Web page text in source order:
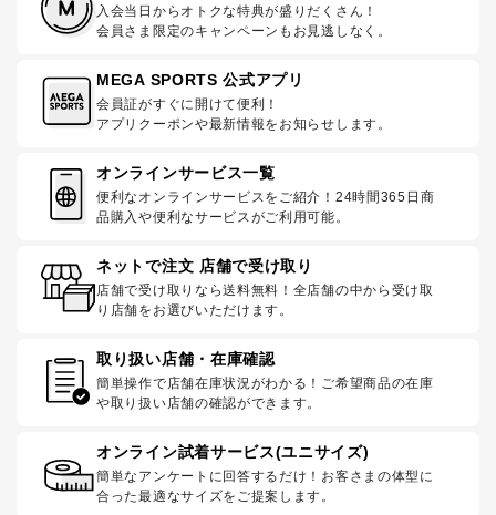
入会当日からオトクな特典が盛りだくさん！
会員さま限定のキャンペーンもお見逃しなく。
MEGA SPORTS 公式アプリ
会員証がすぐに開けて便利！
アプリクーポンや最新情報をお知らせします。
オンラインサービス一覧
便利なオンラインサービスをご紹介！24時間365日商
品購入や便利なサービスがご利用可能。
ネットで注文 店舗で受け取り
店舗で受け取りなら送料無料！全店舗の中から受け取
り店舗をお選びいただけます。
取り扱い店舗・在庫確認
簡単操作で店舗在庫状況がわかる！ご希望商品の在庫
や取り扱い店舗の確認ができます。
オンライン試着サービス(ユニサイズ)
簡単なアンケートに回答するだけ！お客さまの体型に
合った最適なサイズをご提案します。